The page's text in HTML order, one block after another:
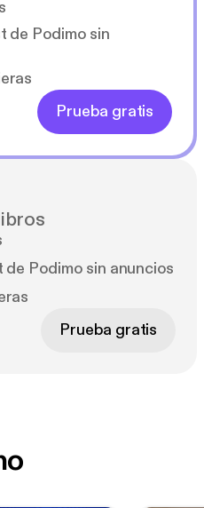
de Podimo sin
Prueba gratis
Podimo sin anuncios
Prueba gratis